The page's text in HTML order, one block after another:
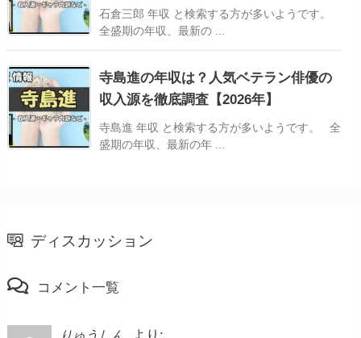
石倉三郎 年収 と検索する方が多いようです。
全盛期の年収、最新の ...
寺島進の年収は？人気ベテラン俳優の
収入源を徹底調査【2026年】
寺島進 年収 と検索する方が多いようです。 全
盛期の年収、最新の年 ...
ディスカッション
コメント一覧
りゅうしん